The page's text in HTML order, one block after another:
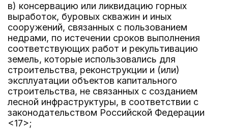
в) консервацию или ликвидацию горных
выработок, буровых скважин и иных
сооружений, связанных с пользованием
недрами, по истечении сроков выполнения
соответствующих работ и рекультивацию
земель, которые использовались для
строительства, реконструкции и (или)
эксплуатации объектов капитального
строительства, не связанных с созданием
лесной инфраструктуры, в соответствии с
законодательством Российской Федерации
<17>;